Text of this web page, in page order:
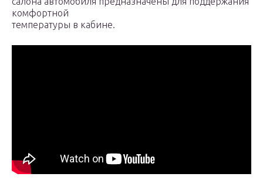
комфортной
температуры в кабине.